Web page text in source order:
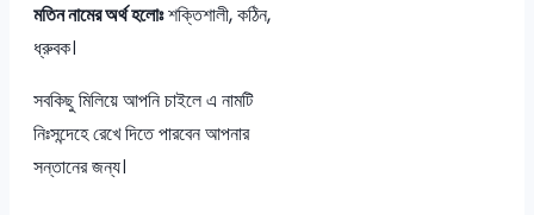
মতিন নামের অর্থ হলোঃশক্তিশালী, কঠিন,
ধ্রুবক।
সবকিছু মিলিয়ে আপনি চাইলে এ নামটি
নিঃসন্দেহে রেখে দিতে পারবেন আপনার
সন্তানের জন্য।